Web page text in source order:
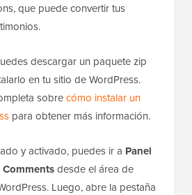
que puede convertir tus
descargar un paquete zip
en tu sitio de WordPress.
sobrecómo instalar un
para obtener más información.
y activado, puedes ir a Panel
desde el área de
Luego, abre la pestaña